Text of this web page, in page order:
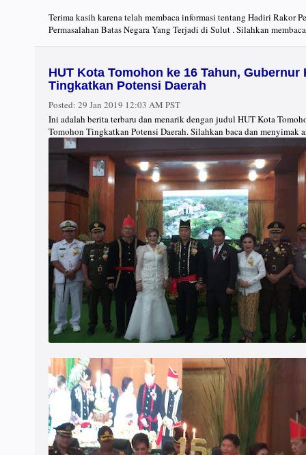
Terima kasih karena telah membaca informasi tentang Hadiri Rakor
Permasalahan Batas Negara Yang Terjadi di Sulut . Silahkan
HUT Kota Tomohon ke 16 Tahun, Gubernur
Tingkatkan Potensi Daerah
Posted: 29 Jan 2019 12:03 AM PST
Ini adalah berita terbaru dan menarik dengan judul HUT Kota
Tomohon Tingkatkan Potensi Daerah. Silahkan baca dan menyimak